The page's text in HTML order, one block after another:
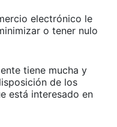
electrónico le
o tener nulo
tiene mucha y
de los
está interesado en